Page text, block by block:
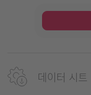
데이터 시트